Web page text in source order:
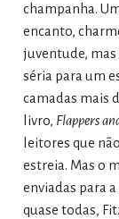
champanha.
encanto,
juventude,
séria para um
camadas mais
livro, Flappers
leitores que
estreia. Mas o
enviadas para
quase todas,